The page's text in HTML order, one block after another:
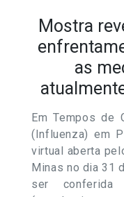
Mostra
as
Em Tempos de
(Influenza) em
virtual aberta
Minas no dia 31
ser